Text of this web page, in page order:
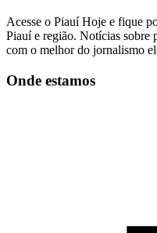
Acesse o Piauí Hoje e fique
Piauí e região. Notícias sobre
com o melhor do jornalismo
Onde estamos